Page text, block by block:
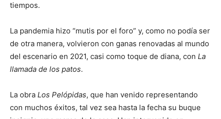
tiempos.
La pandemia hizo “mutis por el foro” y, como no podía ser
de otra manera, volvieron con ganas renovadas al mundo
del escenario en 2021, casi como toque de diana, con La
llamada de los patos.
La obra Los Pelópidas, que han venido representando
con muchos éxitos, tal vez sea hasta la fecha su buque